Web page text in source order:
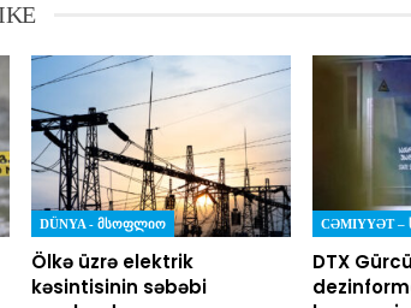
DÜNYA - ᲛᲡᲝᲤᲚᲘᲝ
Ölkə üzrə elektrik
kəsintisinin səbəbi
DTX